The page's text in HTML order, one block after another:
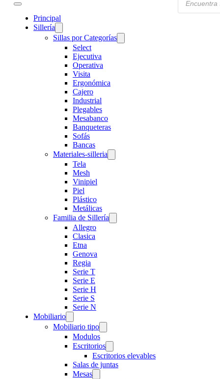
Principal
Sillería
Sillas por Categorías
Select
Ejecutiva
Operativa
Visita
Ergonómica
Cajero
Industrial
Plegables
Mesabanco
Banqueteras
Sofás
Bancas
Materiales-silleria
Tela
Mesh
Vinipiel
Piel
Plástico
Metálicas
Familia de Sillería
Allegro
Clasica
Etna
Genova
Regia
Serie T
Serie E
Serie H
Serie S
Serie N
Mobiliario
Mobiliario tipo
Modulos
Escritorios
Escritorios elevables
Salas de juntas
Mesas
search